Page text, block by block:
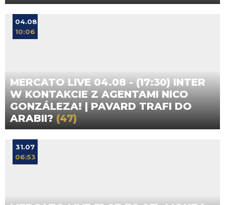
MERCATO LIVE 04.08 - (17:30) INTER
W KONTAKCIE Z AGENTAMI NICO
GONZÁLEZA! | PAVARD TRAFI DO
ARABII?(47)
04.08
10:06
31.07
06:53